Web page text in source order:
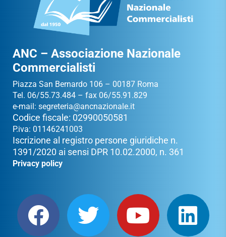
ANC – Associazione Nazionale
Commercialisti
Piazza San Bernardo 106 – 00187 Roma
Tel. 06/55.73.484 – fax 06/55.91.829
e-mail: segreteria@ancnazionale.it
Codice fiscale: 02990050581
P.iva: 01146241003
Iscrizione al registro persone giuridiche n.
1391/2020 ai sensi DPR 10.02.2000, n. 361
Privacy policy